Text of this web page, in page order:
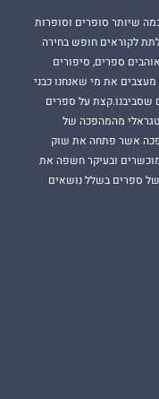
שיותר סופרים וסופרות
לקוראים חופש בחירה
ספרים, סיפורים
מעצבים את מי שאנחנו כבני
שסביבנו.קצת על ספרים
מהמהפכה של
אשר פתחה את שוק
ובעיקר חשפה את
ספרים בשלל נושאים